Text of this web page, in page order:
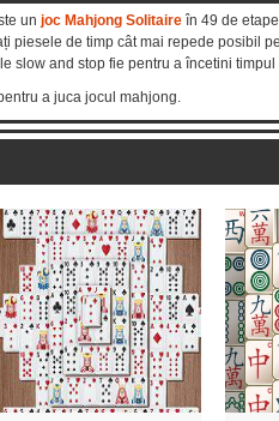
un joc Mahjong Solitaire în 49 de
piesele de timp cât mai repede posibil
slow and stop fie pentru a încetini
a juca jocul mahjong.